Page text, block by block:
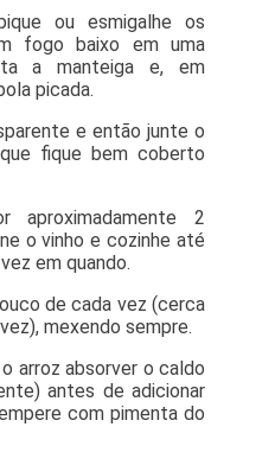
ou esmigalhe os
fogo baixo em uma
a manteiga e, em
picada.
e então junte o
fique bem coberto
aproximadamente 2
o vinho e cozinhe até
em quando.
de cada vez (cerca
mexendo sempre.
arroz absorver o caldo
antes de adicionar
com pimenta do